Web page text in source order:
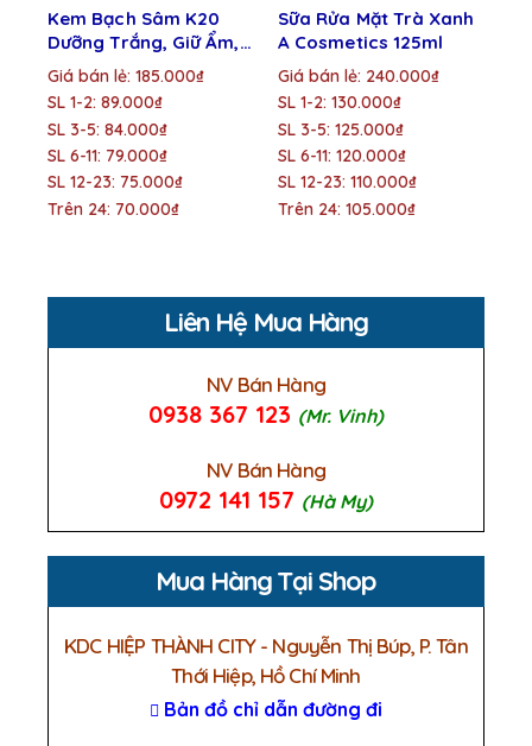
Kem Bạch Sâm K20
Dưỡng Trắng, Giữ Ẩm,
Tái Tạo, Ngăn Ngừa
Lão Hóa Da 15g
Giá bán lẻ: 185.000₫
SL 1-2: 89.000₫
SL 3-5: 84.000₫
SL 6-11: 79.000₫
SL 12-23: 75.000₫
Trên 24: 70.000₫
Sữa Rửa Mặt Trà Xanh
A Cosmetics 125ml
Giá bán lẻ: 240.000₫
SL 1-2: 130.000₫
SL 3-5: 125.000₫
SL 6-11: 120.000₫
SL 12-23: 110.000₫
Trên 24: 105.000₫
Liên Hệ Mua Hàng
NV Bán Hàng
0938 367 123 (Mr. Vinh)
NV Bán Hàng
0972 141 157 (Hà My)
Mua Hàng Tại Shop
KDC HIỆP THÀNH CITY - Nguyễn Thị Búp, P. Tân
Thới Hiệp, Hồ Chí Minh
Bản đồ chỉ dẫn đường đi